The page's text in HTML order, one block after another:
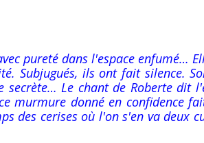
pureté dans l'espace enfumé…
Subjugués, ils ont fait silence.
Le chant de Roberte dit
murmure donné en confidence
des cerises où l'on s'en va deux